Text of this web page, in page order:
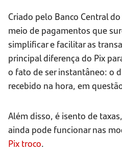
Criado pelo Banco Central
meio de pagamentos que
simplificar e facilitar as
principal diferença do Pix
o fato de ser instantâneo: o
recebido na hora, em
Além disso, é isento de
ainda pode funcionar nas
Pix troco.